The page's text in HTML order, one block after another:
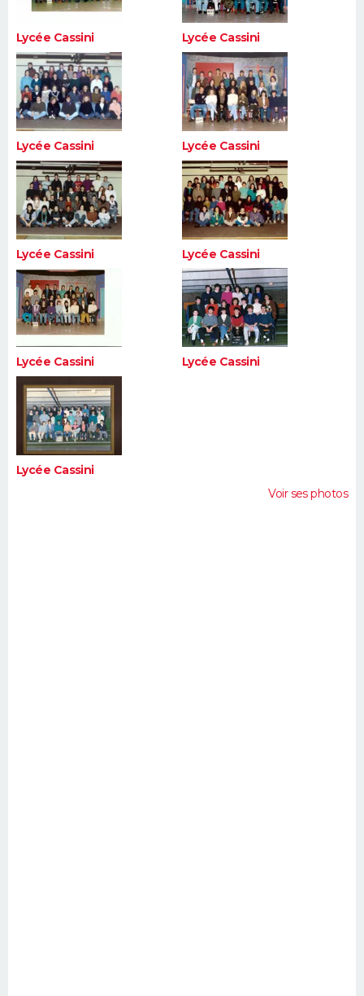
Lycée Cassini Lycée Cassini
Lycée Cassini Lycée Cassini
Lycée Cassini Lycée Cassini
Lycée Cassini Lycée Cassini
Lycée Cassini
Voir ses photos